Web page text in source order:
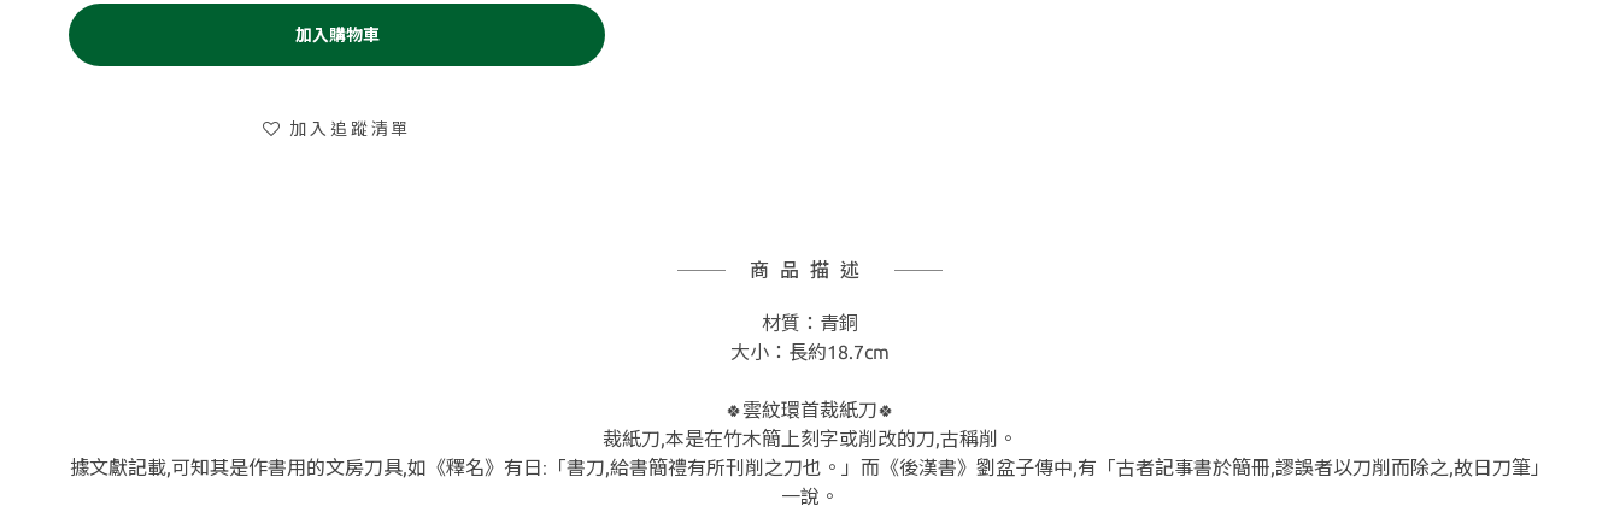
加入購物車
加入追蹤清單
商品描述
材質：青銅
大小：長約18.7cm
🍀雲紋環首裁紙刀🍀
裁紙刀,本是在竹木簡上刻字或削改的刀,古稱削。
據文獻記載,可知其是作書用的文房刀具,如《釋名》有日: 「書刀,給書簡禮有所刊削之刀也。」而 《後漢書》劉盆子傳中,有「古者記事書於簡冊,謬誤者以刀削而除之,故日刀筆」
一說。